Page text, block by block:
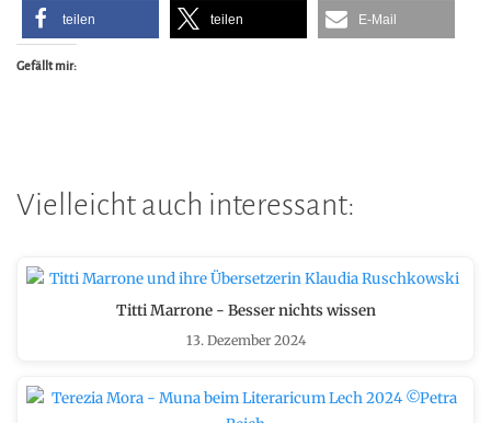
teilen teilen E-Mail
Gefällt mir:
Vielleicht auch interessant:
Titti Marrone - Besser nichts wissen
13. Dezember 2024